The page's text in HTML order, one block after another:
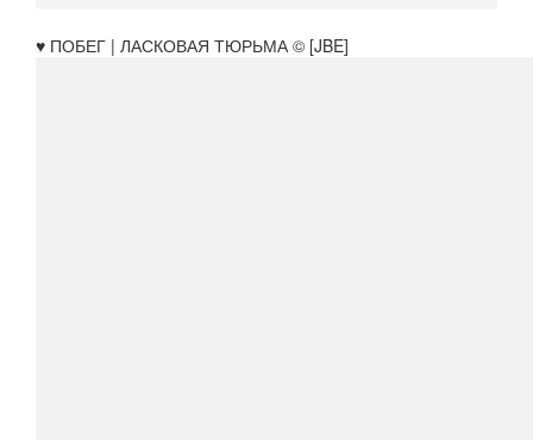
♥ ПОБЕГ | ЛАСКОВАЯ ТЮРЬМА © [JBE]